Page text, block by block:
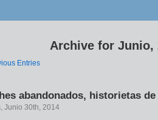
Archive for Junio,
Entries
abandonados, historietas
Junio 30th, 2014